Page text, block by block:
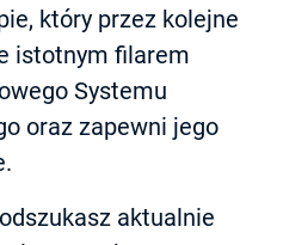
który przez kolejne
istotnym filarem
Systemu
oraz zapewni jego
aktualnie